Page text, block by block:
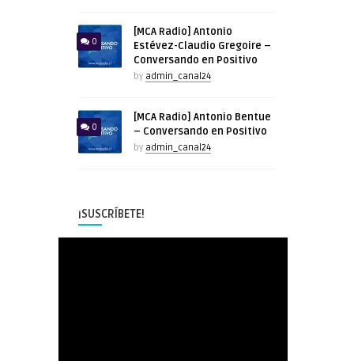
0
[MCA Radio] Antonio
Estévez-Claudio Gregoire –
Conversando en Positivo
by admin_canal24
0
[MCA Radio] Antonio Bentue
– Conversando en Positivo
by admin_canal24
¡SUSCRÍBETE!